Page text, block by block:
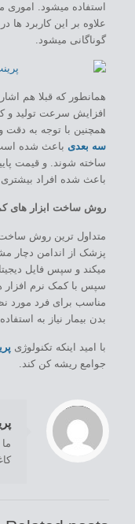
استفاده میشود. اموری
علاوه بر این کاربرد ها
گوناگانی میشود.
همانطور که قبلا هم
افزایش سرعت تولید و
همچنین با توجه به دقت
سه بعدی باعث شده است
ساخته شوند. و قیمت
باعث شده افراد بیشتری
روش ساخت ابزار های
متداول ترین روش ساخت
پزشک از اندامن دچار
میکند و سپس فایل
سپس با کمک نرم افزار
مناسب برای فرد مورد
بدن بیمار نیاز به
با امید اینکه تکنولوژی
جوامع ریشه کن کند.
Warning
: Trying to access array offset on value of type null in
/home/com12333/public_html/wp-content/themes/Industry/includes/content-single.php
on line195